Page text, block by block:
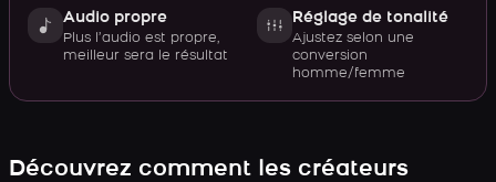
Audio propre
Plus l’audio est propre,
meilleur sera le résultat
Réglage de tonalité
Ajustez selon une
conversion
homme/femme
Découvrez comment les créateurs